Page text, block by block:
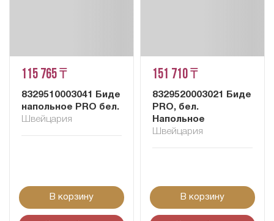
115 765 ₸
8329510003041 Биде
напольное PRO бел.
Швейцария
В корзину
151 710 ₸
8329520003021 Биде
PRO, бел.
Напольное
Швейцария
В корзину